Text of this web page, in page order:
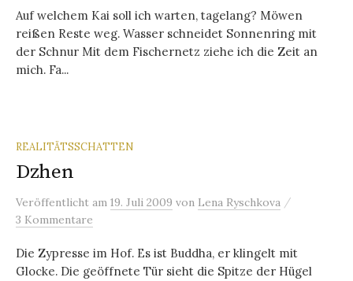
Auf welchem Kai soll ich warten, tagelang? Möwen
reißen Reste weg. Wasser schneidet Sonnenring mit
der Schnur Mit dem Fischernetz ziehe ich die Zeit an
mich. Fa...
REALITÄTSSCHATTEN
Dzhen
Veröffentlicht am 19. Juli 2009 von Lena Ryschkova /
3 Kommentare
Die Zypresse im Hof. Es ist Buddha, er klingelt mit
Glocke. Die geöffnete Tür sieht die Spitze der Hügel